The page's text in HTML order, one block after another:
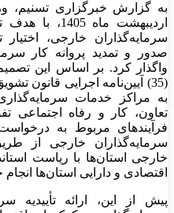
به گزارش خبرگزاری تسنیم،
اردیبهشت ماه
سرمایه‌گذاران خارجی،
صدور و تمدید پروانه کار
واگذار کرد. بر اساس این
(35) آیین‌نامه اجرایی قانون
به مراکز خدمات
تعاون، کار و رفاه
فرآیندهای مربوط به
سرمایه‌گذاران خارجی از
خارجی استان‌ها با ریاست
اقتصادی و دارایی استان‌ها
پیش از این، ارائه تأییدیه